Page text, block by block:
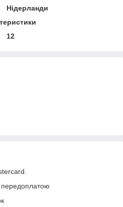
Нідерланди
12
передоплатою